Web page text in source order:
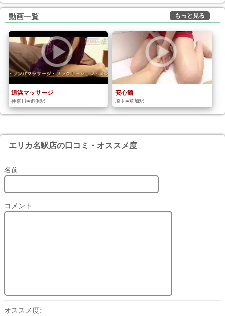
動画一覧 もっと見る
追浜マッサージ
神奈川➠追浜駅
安心館
埼玉➠草加駅
エリカ名駅店の口コミ・オススメ度
名前:
コメント:
オススメ度: